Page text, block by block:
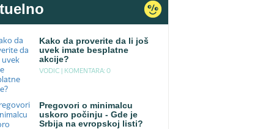
Kako da proverite da li još
uvek imate besplatne
akcije?
VODIC | KOMENTARA: 0
Pregovori o minimalcu
uskoro počinju - Gde je
Srbija na evropskoj listi?